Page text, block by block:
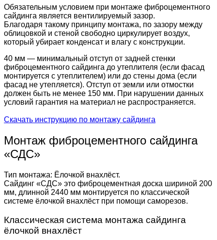
Обязательным условием при монтаже фиброцементного
сайдинга является вентилируемый зазор.
Благодаря такому принципу монтажа, по зазору между
облицовкой и стеной свободно циркулирует воздух,
который убирает конденсат и влагу с конструкции.
40 мм — минимальный отступ от задней стенки
фиброцементного сайдинга до утеплителя (если фасад
монтируется с утеплителем) или до стены дома (если
фасад не утепляется). Отступ от земли или отмостки
должен быть не менее 150 мм. При нарушении данных
условий гарантия на материал не распространяется.
Скачать инструкцию по монтажу сайдинга
Монтаж фиброцементного сайдинга
«СДС»
Тип монтажа: Ёлочкой внахлёст.
Сайдинг «СДС» это фиброцементная доска шириной 200
мм, длинной 2440 мм монтируется по классической
системе ёлочкой внахлёст при помощи саморезов.
Классическая система монтажа сайдинга
ёлочкой внахлёст